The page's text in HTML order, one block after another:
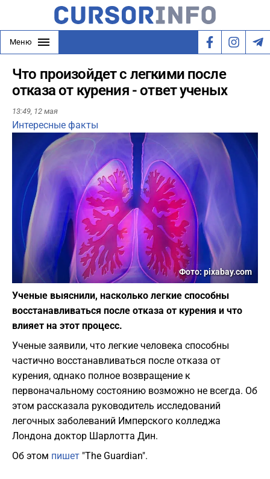
Меню
Что произойдет с легкими после
отказа от курения - ответ ученых
13:49, 12 мая
Интересные факты
Фото: pixabay.com
Ученые выяснили, насколько легкие способны
восстанавливаться после отказа от курения и что
влияет на этот процесс.
Ученые заявили, что легкие человека способны
частично восстанавливаться после отказа от
курения, однако полное возвращение к
первоначальному состоянию возможно не всегда. Об
этом рассказала руководитель исследований
легочных заболеваний Имперского колледжа
Лондона доктор Шарлотта Дин.
Об этом пишет "The Guardian".